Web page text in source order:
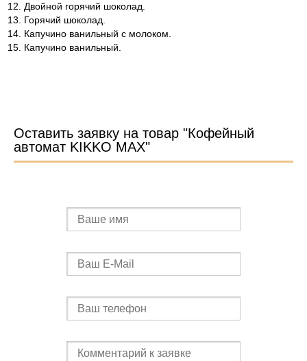
Двойной горячий шоколад.
Горячий шоколад.
Капучино ванильный с молоком.
Капучино ванильный.
Оставить заявку на товар "Кофейный
автомат KIKKO MAX"